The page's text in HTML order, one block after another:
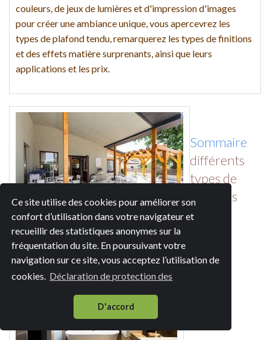
Ce site utilise des cookies pour améliorer son
confort d’utilisation dans votre navigateur et
recueillir des statistiques anonymes sur la
fréquentation du site. En poursuivant votre
navigation sur ce site, vous acceptez l’utilisation de
cookies. Déclaration de protection des
D'accord
couleurs, de jeux de lumières et d'impression d'images
pour créer une ambiance unique, vous apercevrez les
types de plafond tendu, remarquerez les types de finitions
et des effets matière surprenants, ainsi que leurs
applications et les prix.
Plafond tendu véranda
Sommaire
différents
types de
plafonds
tendus